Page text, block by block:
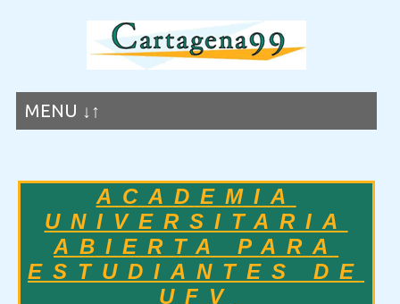
MENU ↓↑
ACADEMIA
UNIVERSITARIA
ABIERTA PARA
ESTUDIANTES DE
UFV